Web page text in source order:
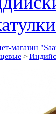
магазин
>